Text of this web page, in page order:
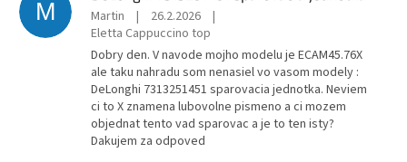
M Martin | 26.2.2026
|
Eletta Cappuccino top
Dobry den. V navode mojho modelu je ECAM45.76X
ale taku nahradu som nenasiel vo vasom modely :
DeLonghi 7313251451 sparovacia jednotka. Neviem
ci to X znamena lubovolne pismeno a ci mozem
objednat tento vad sparovac a je to ten isty?
Dakujem za odpoved